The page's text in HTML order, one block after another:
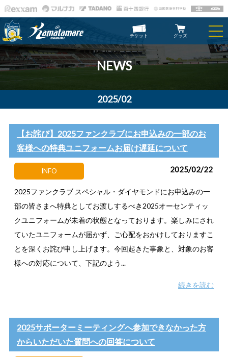
チケット グッズ
NEWS
2025/02
【お詫び】2025ファンクラブにお申込みの一部のお
客様への特典ユニフォームお届け遅延について
INFO 2025/02/22
2025ファンクラブ スペシャル・ダイヤモンドにお申込みの一
部の皆さまへ特典としてお渡しするべき2025オーセンティッ
クユニフォームが未着の状態となっております。楽しみにされ
ていたユニフォームが届かず、ご心配をおかけしておりますこ
とを深くお詫び申し上げます。今回起きた事象と、対象のお客
様への対応について、下記のよう...
続きを読む
2025サポーターミーティングへ参加できなかった方
からいただいた質問への回答について